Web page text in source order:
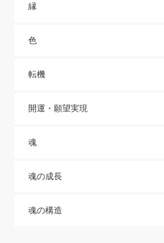
縁
色
転機
開運・願望実現
魂
魂の成長
魂の構造